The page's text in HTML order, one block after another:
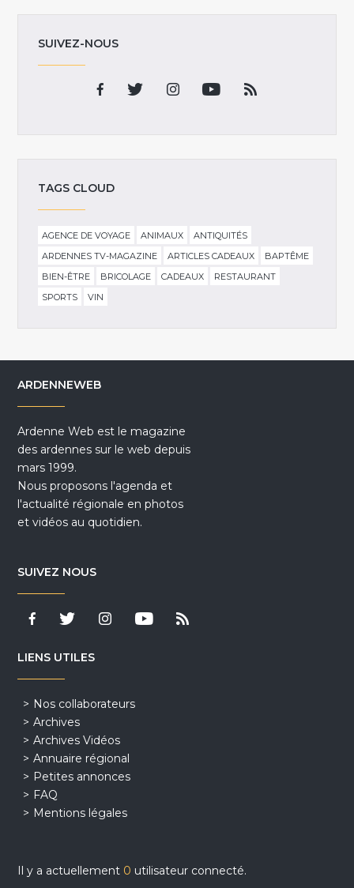
SUIVEZ-NOUS
TAGS CLOUD
AGENCE DE VOYAGE ANIMAUX
ANTIQUITÉS
ARDENNES TV-MAGAZINE
ARTICLES CADEAUX
BAPTÊME
BIEN-ÊTRE
BRICOLAGE CADEAUX
RESTAURANT
SPORTS
VIN
ARDENNEWEB
Ardenne Web est le magazine
des ardennes sur le web depuis
mars 1999.
Nous proposons l'agenda et
l'actualité régionale en photos
et vidéos au quotidien.
SUIVEZ NOUS
LIENS UTILES
Nos collaborateurs
Archives
Archives Vidéos
Annuaire régional
Petites annonces
FAQ
Mentions légales
Il y a actuellement 0 utilisateur connecté.